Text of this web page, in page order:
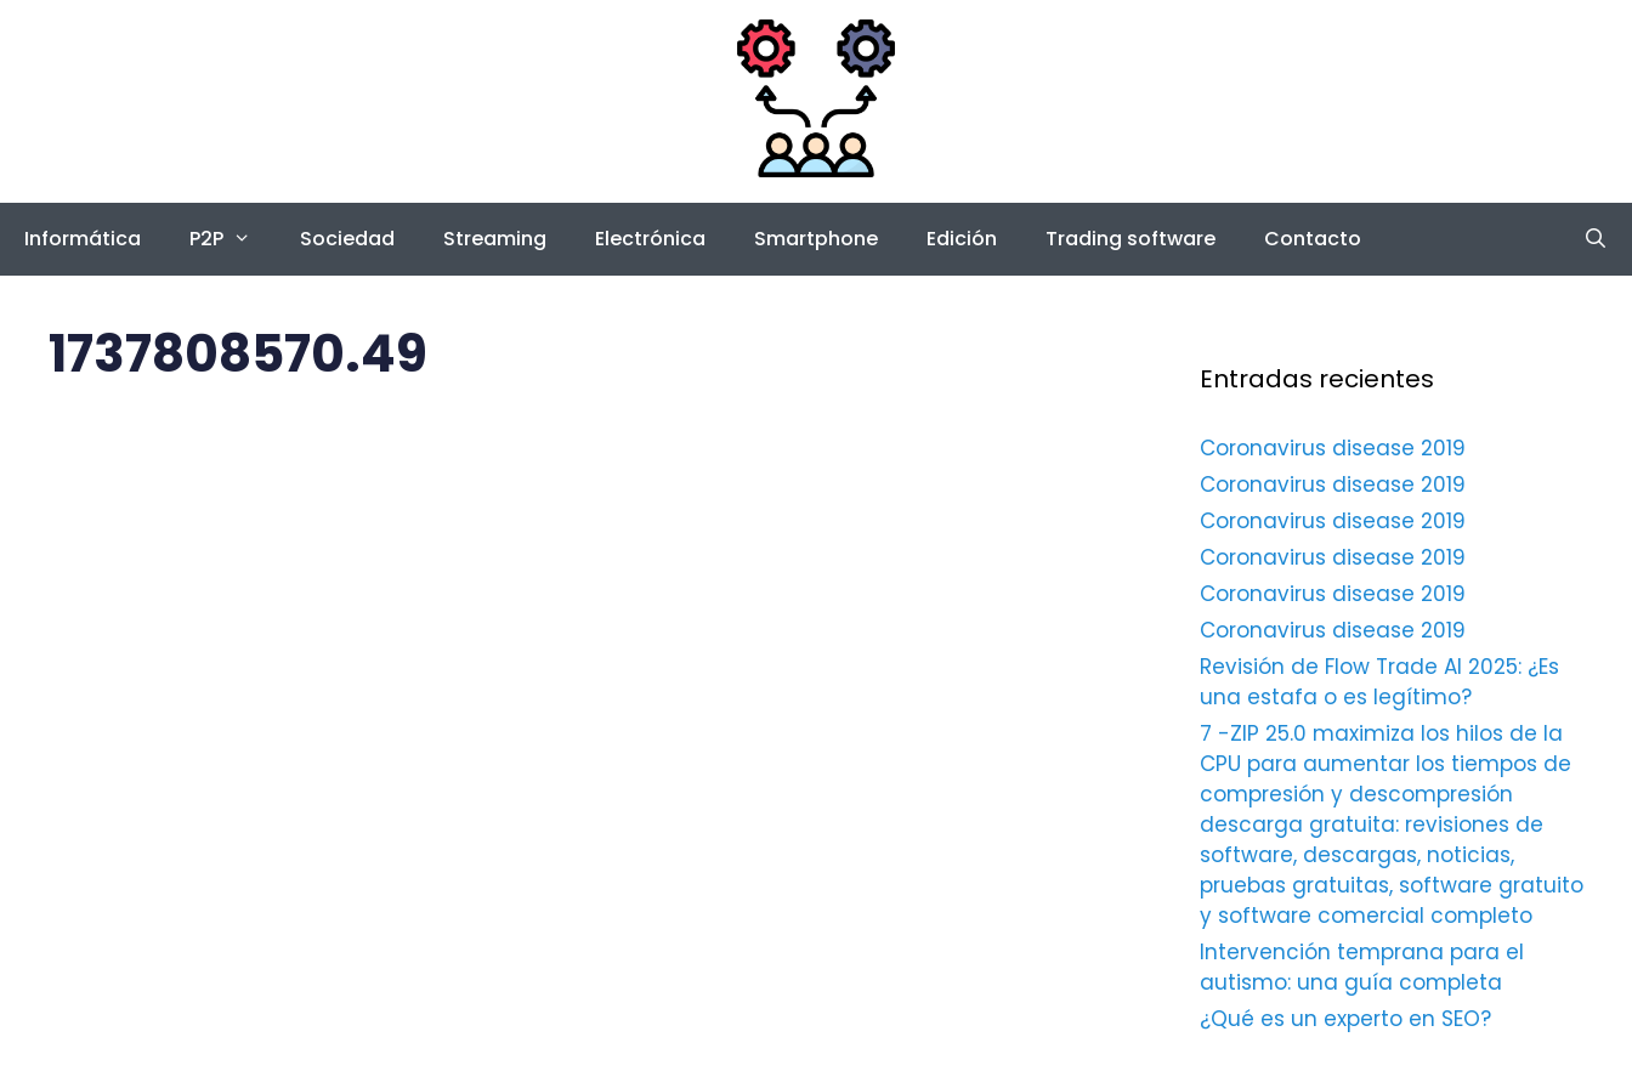
Informática P2P Sociedad Streaming Electrónica Smartphone Edición Trading software Contacto
1737808570.49 Entradas recientes
Coronavirus disease 2019
Coronavirus disease 2019
Coronavirus disease 2019
Coronavirus disease 2019
Coronavirus disease 2019
Coronavirus disease 2019
Revisión de Flow Trade AI 2025: ¿Es
una estafa o es legítimo?
7 -ZIP 25.0 maximiza los hilos de la
CPU para aumentar los tiempos de
compresión y descompresión
descarga gratuita: revisiones de
software, descargas, noticias,
pruebas gratuitas, software gratuito
y software comercial completo
Intervención temprana para el
autismo: una guía completa
¿Qué es un experto en SEO?